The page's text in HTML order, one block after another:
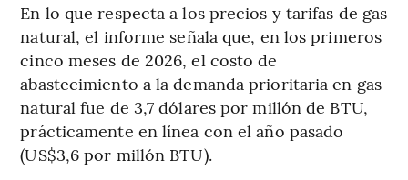
En lo que respecta a los precios y tarifas de gas
natural, el informe señala que, en los primeros
cinco meses de 2026, el costo de
abastecimiento a la demanda prioritaria en gas
natural fue de 3,7 dólares por millón de BTU,
prácticamente en línea con el año pasado
(US$3,6 por millón BTU).